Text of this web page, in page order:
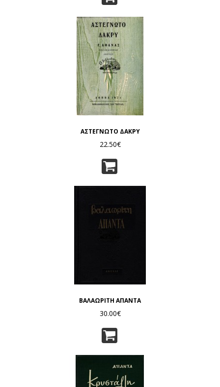
ΑΣΤΕΓΝΩΤΟ ΔΑΚΡΥ
22.50€
ΒΑΛΑΩΡΙΤΗ ΑΠΑΝΤΑ
30.00€